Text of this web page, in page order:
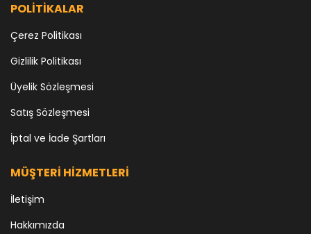
POLİTİKALAR
Çerez Politikası
Gizlilik Politikası
Üyelik Sözleşmesi
Satış Sözleşmesi
İptal ve İade Şartları
MÜŞTERİ HİZMETLERİ
İletişim
Hakkımızda